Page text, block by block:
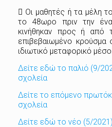
 Οι μαθητές ή τα μέλη
το 48ωρο πριν την
κινήθηκαν προς ή από
επιβεβαιωμένο κρούσμα
ιδιωτικό μεταφορικό μέσο.
Δείτε εδώ το παλιό (9/
σχολεία
Δείτε το επόμενο
σχολεία
Δείτε εδώ το νέο (5/